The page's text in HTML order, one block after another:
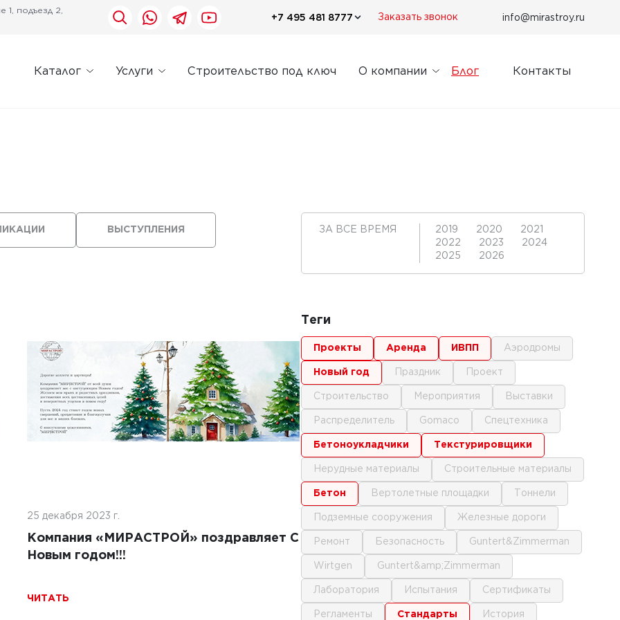
1, подъезд 2,
+7 495 481 8777 Заказать звонок info@mirastroy.ru
Каталог Услуги Строительство под ключ О компании Блог Контакты
ВЫСТУПЛЕНИЯ
25 декабря 2023 г.
Компания «МИРАСТРОЙ» поздравляет С
Новым годом!!!
ЧИТАТЬ
покрытий ИВПП:
подходы и технологии
ЗА ВСЕ ВРЕМЯ 2019 2020
2021
2022
2023
2024
2025
2026
Теги
проекты аренда ИВПП аэродромы
новый год праздник проект
строительство мероприятия выставки
распределитель gomaco спецтехника
бетоноукладчики текстурировщики
нерудные материалы строительные материалы
бетон вертолетные площадки тоннели
подземные сооружения железные дороги
ремонт безопасность Guntert&Zimmerman
Wirtgen Guntert&amp;Zimmerman
лаборатория испытания сертификаты
регламенты стандарты история